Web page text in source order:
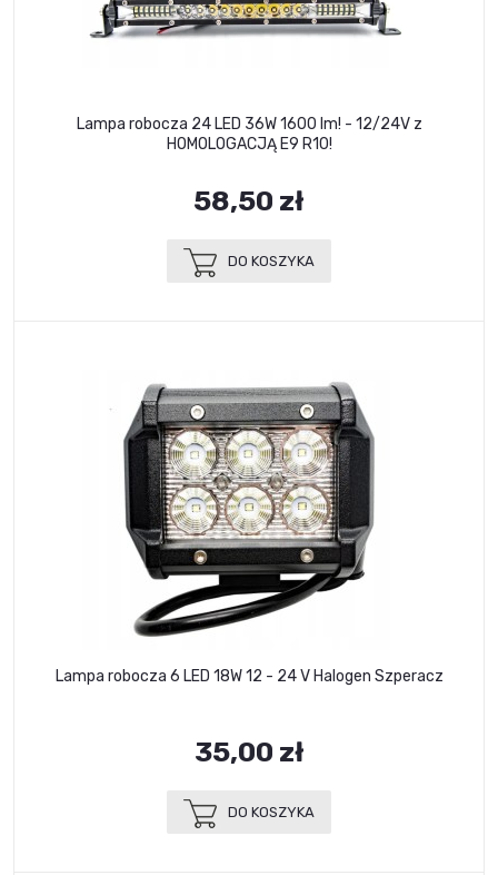
Lampa robocza 24 LED 36W 1600 lm! - 12/24V z
HOMOLOGACJĄ E9 R10!
58,50 zł
DO KOSZYKA
Lampa robocza 6 LED 18W 12 - 24 V Halogen Szperacz
35,00 zł
DO KOSZYKA